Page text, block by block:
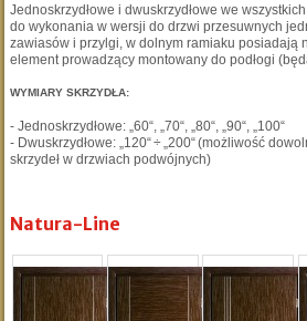
Jednoskrzydłowe i dwuskrzydłowe we
do wykonania w wersji do drzwi przesuwnych
zawiasów i przylgi, w dolnym ramiaku posiadają
element prowadzący montowany do podłogi
WYMIARY SKRZYDŁA:
- Jednoskrzydłowe: „60“, „70“, „80“, „90“, „100“
- Dwuskrzydłowe: „120“ ÷ „200“ (możliwość
skrzydeł w drzwiach podwójnych)
Natura-Line